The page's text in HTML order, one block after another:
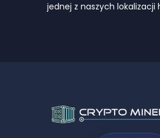
jednej z naszych lokalizacji